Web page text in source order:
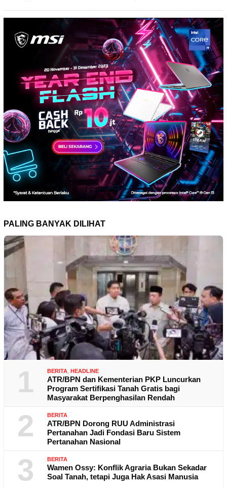
PALING BANYAK DILIHAT
1 BERITA, HEADLINE
ATR/BPN dan Kementerian PKP Luncurkan
Program Sertifikasi Tanah Gratis bagi
Masyarakat Berpenghasilan Rendah
2 BERITA
ATR/BPN Dorong RUU Administrasi
Pertanahan Jadi Fondasi Baru Sistem
Pertanahan Nasional
3 BERITA
Wamen Ossy: Konflik Agraria Bukan Sekadar
Soal Tanah, tetapi Juga Hak Asasi Manusia